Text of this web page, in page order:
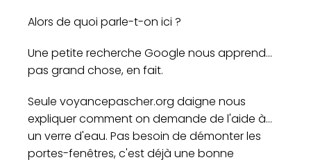
Alors de quoi parle-t-on ici ?
Une petite recherche Google nous apprend...
pas grand chose, en fait.
Seule voyancepascher.org daigne nous
expliquer comment on demande de l'aide à...
un verre d'eau. Pas besoin de démonter les
portes-fenêtres, c'est déjà une bonne